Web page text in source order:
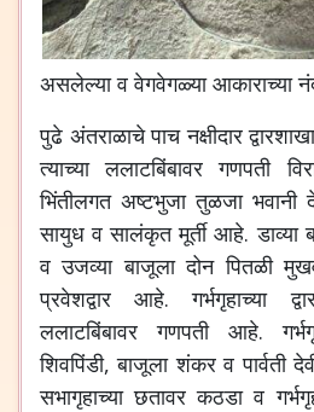
असलेल्या व वेगवेगळ्या आकाराच्या
पुढे अंतराळाचे पाच नक्षीदार
त्याच्या ललाटबिंबावर गणपती
भिंतीलगत अष्टभुजा तुळजा भवानी
सायुध व सालंकृत मूर्ती आहे. डाव्या
व उजव्या बाजूला दोन पितळी
प्रवेशद्वार आहे. गर्भगृहाच्या
ललाटबिंबावर गणपती आहे.
शिवपिंडी, बाजूला शंकर व पार्वती
सभागृहाच्या छतावर कठडा व